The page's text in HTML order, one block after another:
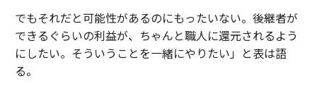
でもそれだと可能性があるのにもったいない。後継者が
できるぐらいの利益が、ちゃんと職人に還元されるよう
にしたい。そういうことを一緒にやりたい」と表は語
る。